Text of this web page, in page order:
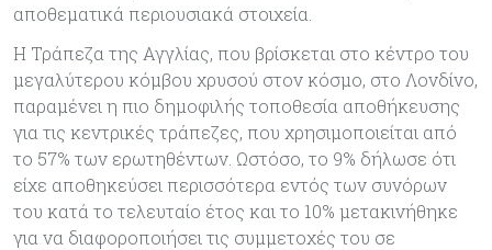
αποθεματικά περιουσιακά στοιχεία.
Η Τράπεζα της Αγγλίας, που βρίσκεται στο κέντρο του
μεγαλύτερου κόμβου χρυσού στον κόσμο, στο Λονδίνο,
παραμένει η πιο δημοφιλής τοποθεσία αποθήκευσης
για τις κεντρικές τράπεζες, που χρησιμοποιείται από
το 57% των ερωτηθέντων. Ωστόσο, το 9% δήλωσε ότι
είχε αποθηκεύσει περισσότερα εντός των συνόρων
του κατά το τελευταίο έτος και το 10% μετακινήθηκε
για να διαφοροποιήσει τις συμμετοχές του σε